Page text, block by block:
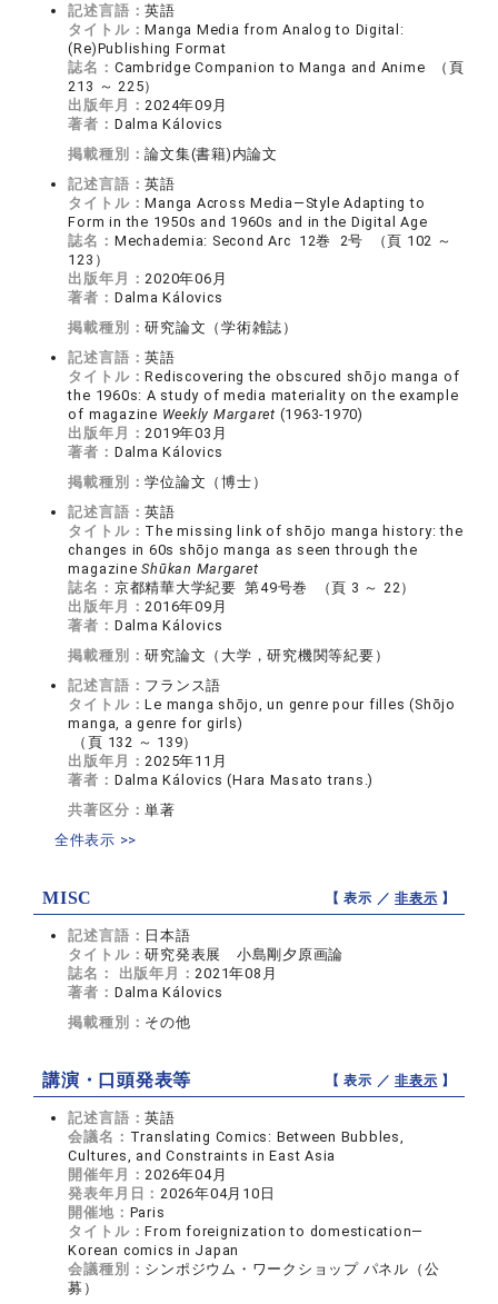
記述言語：英語
タイトル：Manga Media from Analog to Digital:
(Re)Publishing Format
誌名： Cambridge Companion to Manga and Anime （頁
213 ～ 225）
出版年月： 2024年09月
著者： Dalma Kálovics
掲載種別：論文集(書籍)内論文
記述言語：英語
タイトル：Manga Across Media—Style Adapting to
Form in the 1950s and 1960s and in the Digital Age
誌名： Mechademia: Second Arc 12巻 2号 （頁 102 ～
123）
出版年月： 2020年06月
著者： Dalma Kálovics
掲載種別：研究論文（学術雑誌）
記述言語：英語
タイトル：Rediscovering the obscured shōjo manga of
the 1960s: A study of media materiality on the example
of magazine Weekly Margaret (1963-1970)
出版年月： 2019年03月
著者： Dalma Kálovics
掲載種別：学位論文（博士）
記述言語：英語
タイトル： The missing link of shōjo manga history: the
changes in 60s shōjo manga as seen through the
magazineShūkan Margaret
誌名： 京都精華大学紀要 第49号巻 （頁 3 ～ 22）
出版年月： 2016年09月
著者： Dalma Kálovics
掲載種別：研究論文（大学，研究機関等紀要）
記述言語： フランス語
タイトル：Le manga shōjo, un genre pour filles (Shōjo
manga, a genre for girls)
（頁 132 ～ 139）
出版年月： 2025年11月
著者： Dalma Kálovics (Hara Masato trans.)
共著区分：単著
全件表示 >>
MISC 【 表示 ／非表示 】
記述言語： 日本語
タイトル：研究発表展 小島剛夕原画論
誌名：
出版年月： 2021年08月
著者： Dalma Kálovics
掲載種別： その他
講演・口頭発表等 【 表示 ／非表示 】
記述言語：英語
会議名： Translating Comics: Between Bubbles,
Cultures, and Constraints in East Asia
開催年月： 2026年04月
発表年月日： 2026年04月10日
開催地： Paris
タイトル：From foreignization to domestication—
Korean comics in Japan
会議種別： シンポジウム・ワークショップ パネル（公
募）